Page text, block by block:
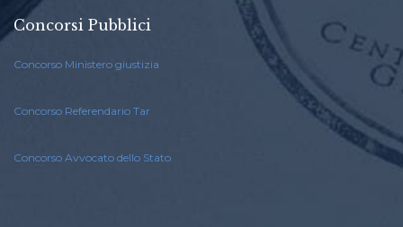
Concorsi Pubblici
Concorso Ministero giustizia
Concorso Referendario Tar
Concorso Avvocato dello Stato